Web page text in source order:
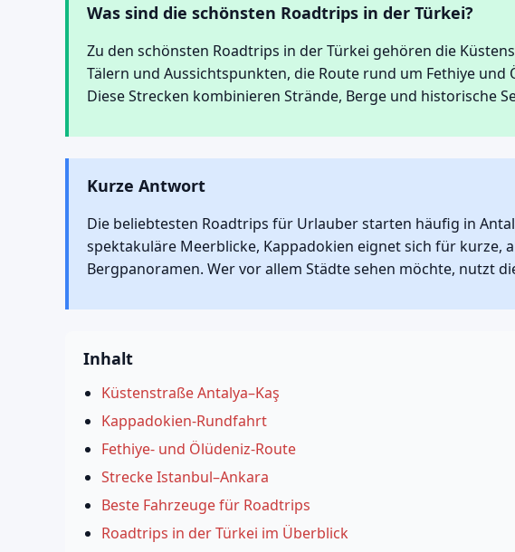
Was sind die schönsten Roadtrips in der Türkei?
Zu den schönsten Roadtrips in der Türkei gehören die
Tälern und Aussichtspunkten, die Route rund um Fethiye
Diese Strecken kombinieren Strände, Berge und historische
Kurze Antwort
Die beliebtesten Roadtrips für Urlauber starten häufig in
spektakuläre Meerblicke, Kappadokien eignet sich für kurze,
Bergpanoramen. Wer vor allem Städte sehen möchte, nutzt
Inhalt
Küstenstraße Antalya–Kaş
Kappadokien-Rundfahrt
Fethiye- und Ölüdeniz-Route
Strecke Istanbul–Ankara
Beste Fahrzeuge für Roadtrips
Roadtrips in der Türkei im Überblick